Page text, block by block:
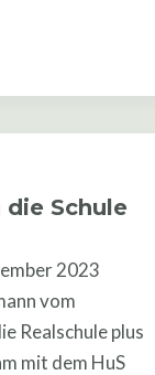
Schule
2023
vom
Realschule plus
mit dem HuS